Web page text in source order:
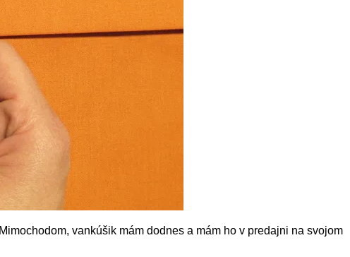
vankúšik mám dodnes a mám ho v predajni na svojom